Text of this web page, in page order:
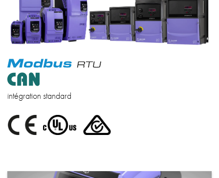
intégration standard